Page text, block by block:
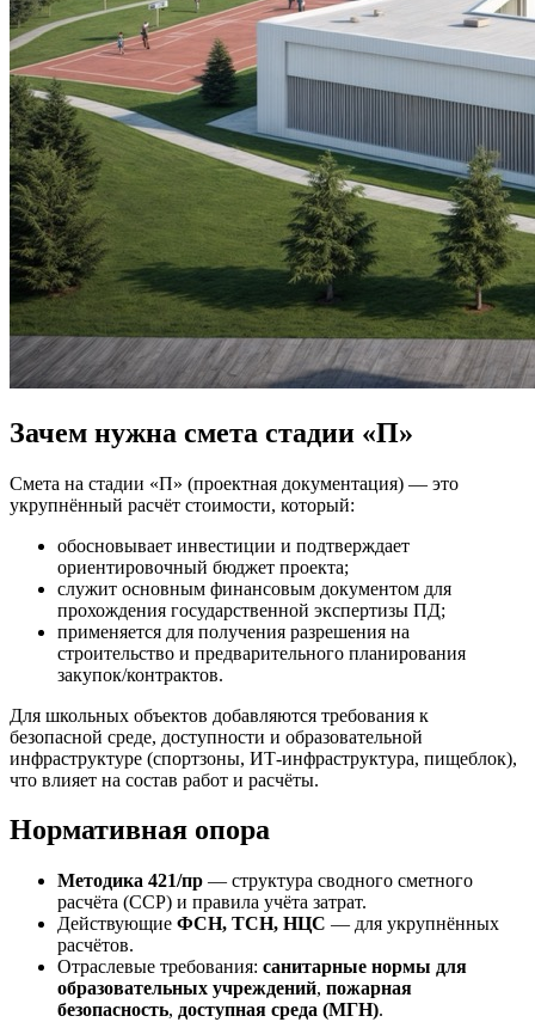
Зачем нужна смета стадии «П»
Смета на стадии «П» (проектная документация) — это
укрупнённый расчёт стоимости, который:
обосновывает инвестиции и подтверждает
ориентировочный бюджет проекта;
служит основным финансовым документом для
прохождения государственной экспертизы ПД;
применяется для получения разрешения на
строительство и предварительного планирования
закупок/контрактов.
Для школьных объектов добавляются требования к
безопасной среде, доступности и образовательной
инфраструктуре (спортзоны, ИТ-инфраструктура, пищеблок),
что влияет на состав работ и расчёты.
Нормативная опора
Методика 421/пр — структура сводного сметного
расчёта (ССР) и правила учёта затрат.
Действующие ФСН, ТСН, НЦС — для укрупнённых
расчётов.
Отраслевые требования: санитарные нормы для
образовательных учреждений, пожарная
безопасность, доступная среда (МГН).